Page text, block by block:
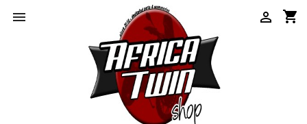
 shopping_cart
